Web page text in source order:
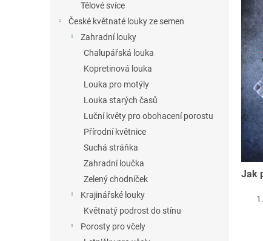
Tělové svíce
České květnaté louky ze semen
Zahradní louky
Chalupářská louka
Kopretinová louka
Louka pro motýly
Louka starých časů
Luční květy pro obohacení porostu
Přírodní květnice
Suchá stráňka
Zahradní loučka
Zelený chodníček
Krajinářské louky
Květnatý podrost do stínu
Porosty pro včely
Jak